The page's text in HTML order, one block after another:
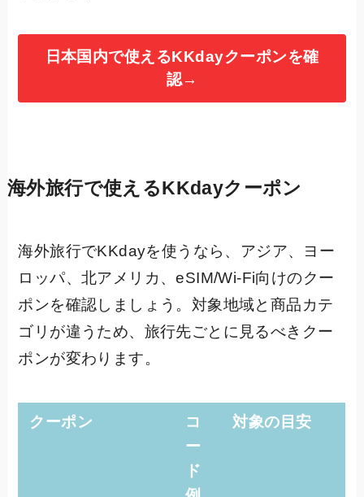
日本国内で使えるKKdayクーポンを確
認→
海外旅行で使えるKKdayクーポン
海外旅行でKKdayを使うなら、アジア、ヨー
ロッパ、北アメリカ、eSIM/Wi-Fi向けのクー
ポンを確認しましょう。対象地域と商品カテ
ゴリが違うため、旅行先ごとに見るべきクー
ポンが変わります。
クーポン
コ
ー
ド
対象の目安